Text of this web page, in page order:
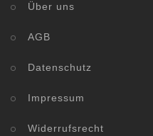
Über uns
AGB
Datenschutz
Impressum
Widerrufsrecht